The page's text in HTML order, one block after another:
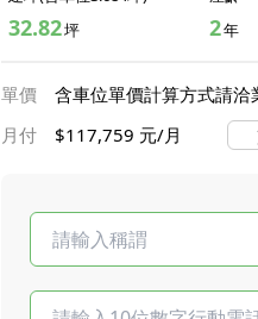
32.82坪 2年
單價
含車位單價計算方式請洽
月付
$117,759 元/月